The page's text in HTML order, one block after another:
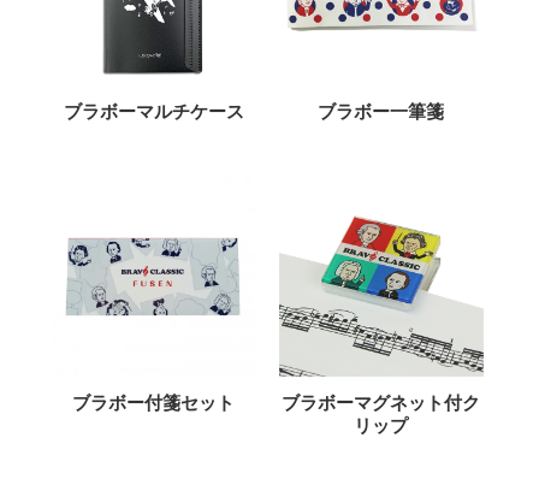
ブラボーマルチケース ブラボー一筆箋
ブラボー付箋セット
ブラボーマグネット付ク
リップ